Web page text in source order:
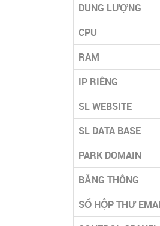
DUNG LƯỢNG
CPU
RAM
IP RIÊNG
SL WEBSITE
SL DATA BASE
PARK DOMAIN
BĂNG THÔNG
SỐ HỘP THƯ